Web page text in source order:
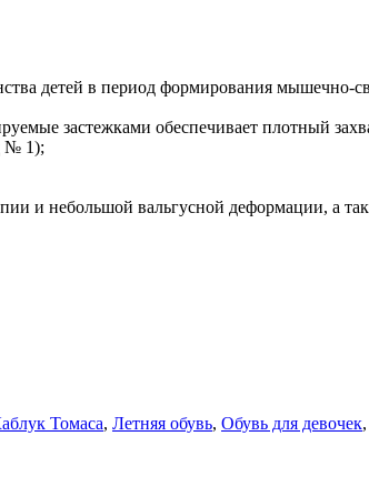
детей в период формирования мышечно-
застежками обеспечивает плотный
№ 1);
и небольшой вальгусной деформации, а
Томаса, Летняя обувь, Обувь для девочек,